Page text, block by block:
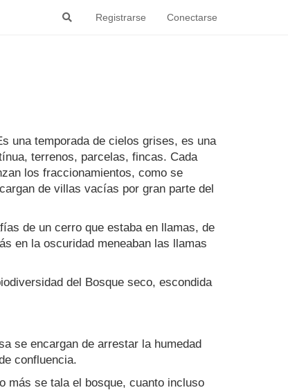
Registrarse Conectarse
una temporada de cielos grises, es una
terrenos, parcelas, fincas. Cada
los fraccionamientos, como se
de villas vacías por gran parte del
de un cerro que estaba en llamas, de
en la oscuridad meneaban las llamas
del Bosque seco, escondida
se encargan de arrestar la humedad
confluencia.
más se tala el bosque, cuanto incluso